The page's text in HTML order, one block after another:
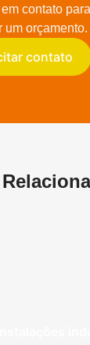
contato
um orçamento.
contato